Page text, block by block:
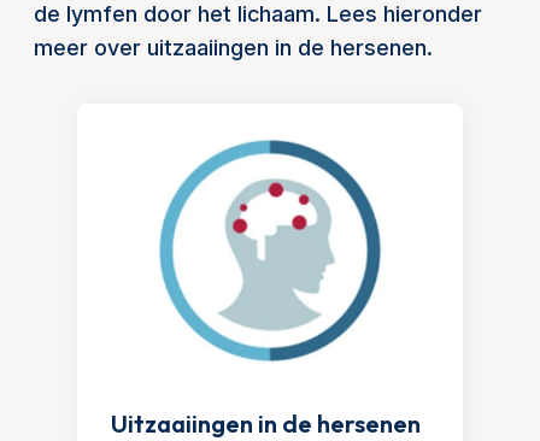
de lymfen door het lichaam. Lees hieronder
meer over uitzaaiingen in de hersenen.
Uitzaaiingen in de hersenen